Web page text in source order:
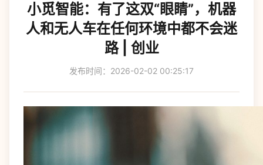
小觅智能：有了这双“眼睛”，机器
人和无人车在任何环境中都不会迷
路 | 创业
发布时间：2026-02-02 00:25:17